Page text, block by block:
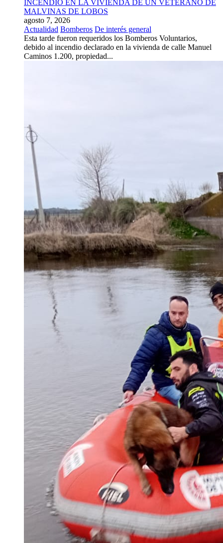
INCENDIO EN LA VIVIENDA DE UN VETERANO DE
MALVINAS DE LOBOS
agosto 7, 2026
Actualidad Bomberos De interés general
Esta tarde fueron requeridos los Bomberos Voluntarios,
debido al incendio declarado en la vivienda de calle Manuel
Caminos 1.200, propiedad...